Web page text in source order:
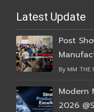
Latest Update
Post
By MM THE
Modern
2026